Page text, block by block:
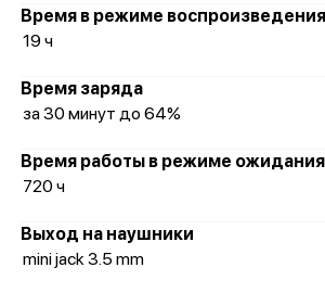
Время в режиме
19 ч
Время заряда
за 30 минут до 64%
Время работы в режиме ожидания
720 ч
Выход на наушники
mini jack 3.5 mm